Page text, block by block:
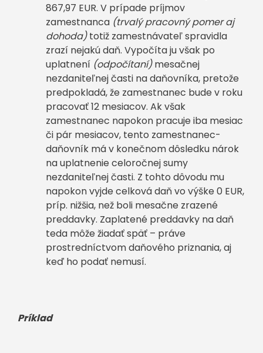
867,97 EUR. V prípade príjmov
zamestnanca (trvalý pracovný pomer aj
dohoda)totiž zamestnávateľ spravidla
zrazí nejakú daň. Vypočíta ju však po
uplatnení (odpočítaní)mesačnej
nezdaniteľnej časti na daňovníka, pretože
predpokladá, že zamestnanec bude v roku
pracovať 12 mesiacov. Ak však
zamestnanec napokon pracuje iba mesiac
či pár mesiacov, tento zamestnanec-
daňovník má v konečnom dôsledku nárok
na uplatnenie celoročnej sumy
nezdaniteľnej časti. Z tohto dôvodu mu
napokon vyjde celková daň vo výške 0 EUR,
príp. nižšia, než boli mesačne zrazené
preddavky. Zaplatené preddavky na daň
teda môže žiadať späť – práve
prostredníctvom daňového priznania, aj
keď ho podať nemusí.
Príklad